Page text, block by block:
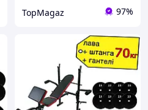
TopMagaz 97%